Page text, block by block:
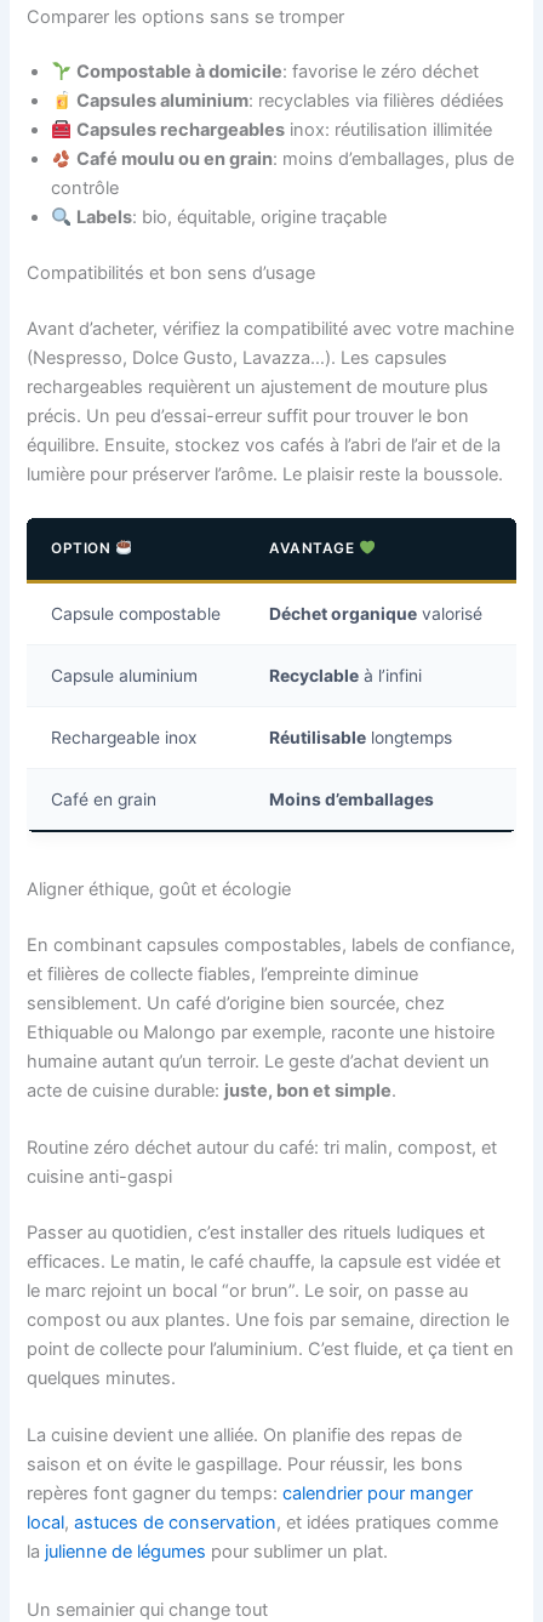
Comparer les options sans se tromper
Compostable à domicile: favorise le zéro déchet
Capsules aluminium: recyclables via filières dédiées
Capsules rechargeables inox: réutilisation illimitée
Café moulu ou en grain: moins d’emballages, plus de
contrôle
Labels: bio, équitable, origine traçable
Compatibilités et bon sens d’usage
Avant d’acheter, vérifiez la compatibilité avec votre machine
(Nespresso, Dolce Gusto, Lavazza…). Les capsules
rechargeables requièrent un ajustement de mouture plus
précis. Un peu d’essai-erreur suffit pour trouver le bon
équilibre. Ensuite, stockez vos cafés à l’abri de l’air et de la
lumière pour préserver l’arôme. Le plaisir reste la boussole.
OPTION AVANTAGE
Capsule compostable Déchet organique valorisé
Capsule aluminium Recyclable à l’infini
Rechargeable inox Réutilisable longtemps
Café en grain Moins d’emballages
Aligner éthique, goût et écologie
En combinant capsules compostables, labels de confiance,
et filières de collecte fiables, l’empreinte diminue
sensiblement. Un café d’origine bien sourcée, chez
Ethiquable ou Malongo par exemple, raconte une histoire
humaine autant qu’un terroir. Le geste d’achat devient un
acte de cuisine durable: juste, bon et simple.
Routine zéro déchet autour du café: tri malin, compost, et
cuisine anti-gaspi
Passer au quotidien, c’est installer des rituels ludiques et
efficaces. Le matin, le café chauffe, la capsule est vidée et
le marc rejoint un bocal “or brun”. Le soir, on passe au
compost ou aux plantes. Une fois par semaine, direction le
point de collecte pour l’aluminium. C’est fluide, et ça tient en
quelques minutes.
La cuisine devient une alliée. On planifie des repas de
saison et on évite le gaspillage. Pour réussir, les bons
repères font gagner du temps:calendrier pour manger
local,astuces de conservation, et idées pratiques comme
la julienne de légumes pour sublimer un plat.
Un semainier qui change tout